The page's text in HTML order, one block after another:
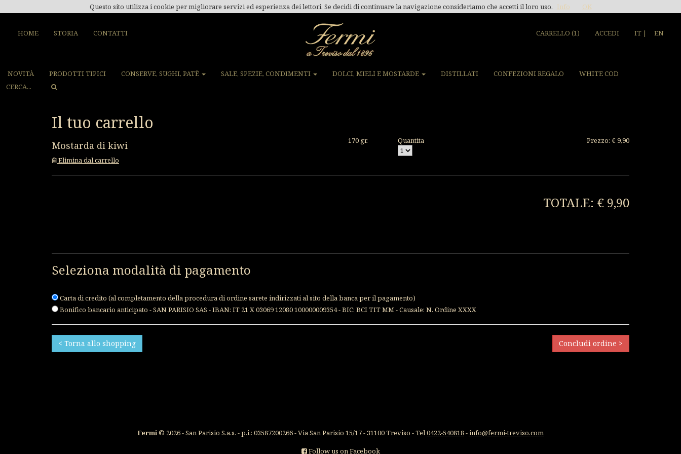
HOME STORIA CONTATTI CARRELLO (1) ACCEDI IT | EN
NOVITÀ PRODOTTI TIPICI CONSERVE, SUGHI, PATÈ SALE, SPEZIE, CONDIMENTI DOLCI, MIELI E MOSTARDE DISTILLATI CONFEZIONI REGALO WHITE COD
Il tuo carrello
Mostarda di kiwi
Elimina dal carrello
170 gr. Quantita Prezzo: € 9,90
TOTALE: € 9,90
Seleziona modalità di pagamento
Carta di credito (al completamento della procedura di ordine sarete indirizzati al sito della banca per il pagamento)
Bonifico bancario anticipato - SAN PARISIO SAS - IBAN: IT 21 X 03069 12080 100000009354 - BIC: BCI TIT MM - Causale: N. Ordine XXXX
< Torna allo shopping Concludi ordine >
Fermi© 2026 - San Parisio S.a.s. - p.i.: 03587200266 - Via San Parisio 15/17 - 31100 Treviso - Tel0422-540818-info@fermi-treviso.com
Follow us on Facebook
Questo sito utilizza i cookie per migliorare servizi ed esperienza dei lettori. Se decidi di continuare la navigazione consideriamo che accetti il loro uso. Info OK